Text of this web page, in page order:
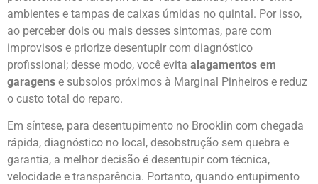
ambientes e tampas de caixas úmidas no quintal. Por isso,
ao perceber dois ou mais desses sintomas, pare com
improvisos e priorize desentupir com diagnóstico
profissional; desse modo, você evita alagamentos em
garagens e subsolos próximos à Marginal Pinheiros e reduz
o custo total do reparo.
Em síntese, para desentupimento no Brooklin com chegada
rápida, diagnóstico no local, desobstrução sem quebra e
garantia, a melhor decisão é desentupir com técnica,
velocidade e transparência. Portanto, quando entupimento